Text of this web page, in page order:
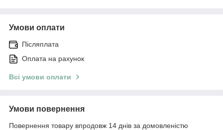
Умови оплати
Післяплата
Оплата на рахунок
Всі умови оплати
Умови повернення
Повернення товару впродовж 14 днів за домовленістю